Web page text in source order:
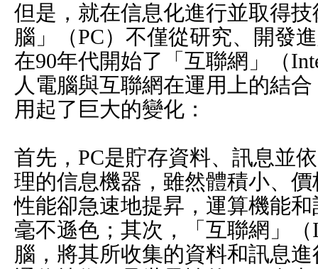
但是，就在信息化進行並取得
腦」（PC）不僅從研究、開發
在90年代開始了「互聯網」（
人電腦與互聯網在運用上的結
用起了巨大的變化：
首先，PC是貯存資料、訊息並
理的信息機器，雖然體積小、
性能卻急速地提昇，運算機能
毫不遜色；其次，「互聯網」
腦，將其所收集的資料和訊息